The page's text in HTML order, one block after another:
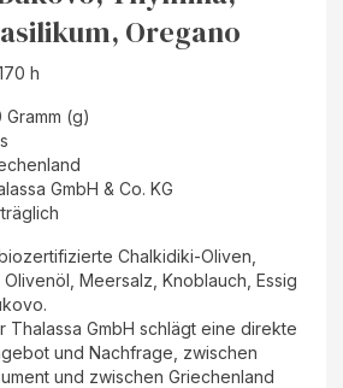
Oregano
h
Gramm (g)
GmbH & Co. KG
Thalassa GmbH schlägt eine direkte
und Nachfrage, zwischen
und zwischen Griechenland